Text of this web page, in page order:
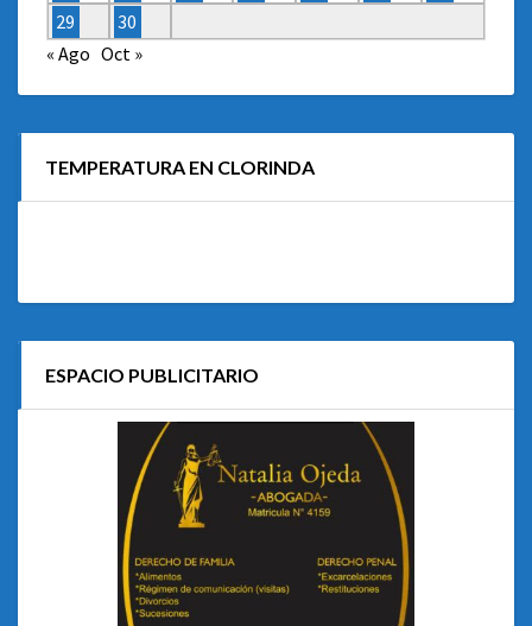
29
30
« Ago Oct »
TEMPERATURA EN CLORINDA
ESPACIO PUBLICITARIO